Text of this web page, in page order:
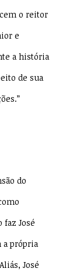
o reitor
e
a história
de sua
do
José
a própria
José